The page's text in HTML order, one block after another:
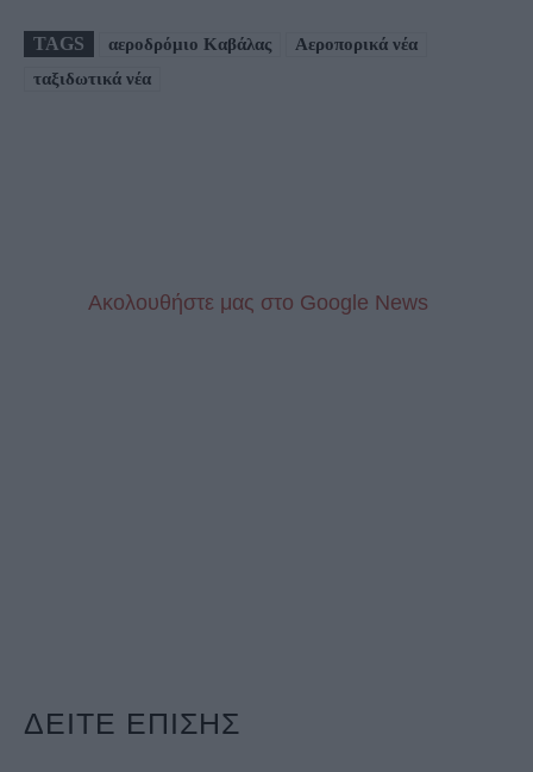
TAGS αεροδρόμιο Καβάλας
Αεροπορικά νέα
ταξιδωτικά νέα
Aκολουθήστε μας στo Google News
ΔΕΙΤΕ ΕΠΙΣΗΣ